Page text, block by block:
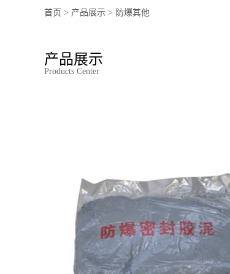
产品展示
Products Center
首页 > 产品展示 > 防爆其他